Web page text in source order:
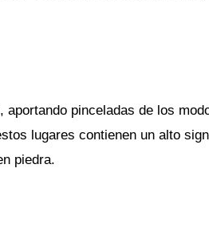
pinceladas de los
lugares contienen un alto
piedra.